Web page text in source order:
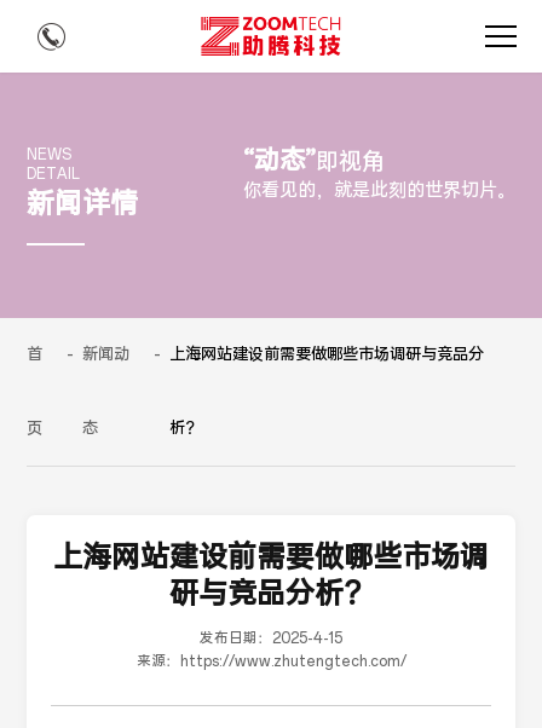
NEWS
DETAIL
新闻详情
“动态”即视角
你看见的，就是此刻的世界切片。
首
页
- 新闻动
态
- 上海网站建设前需要做哪些市场调研与竞品分
析？
上海网站建设前需要做哪些市场调
研与竞品分析？
发布日期： 2025-4-15
来源：
https://www.zhutengtech.com/